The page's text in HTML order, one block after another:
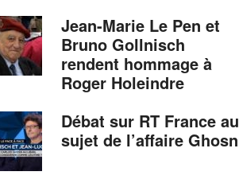
Jean-Marie Le Pen et
Bruno Gollnisch
rendent hommage à
Roger Holeindre
Débat sur RT France au
sujet de l’affaire Ghosn